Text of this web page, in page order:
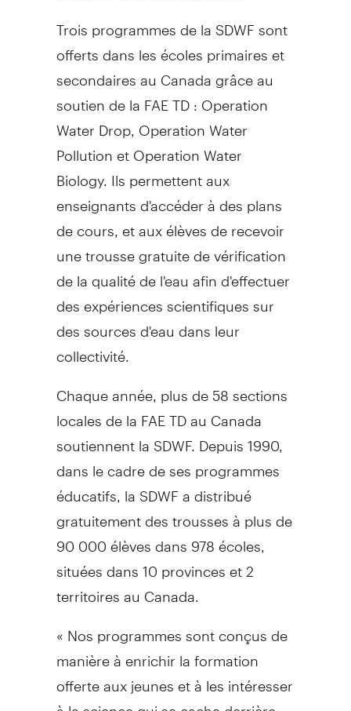
Trois programmes de la SDWF sont
offerts dans les écoles primaires et
secondaires au Canada grâce au
soutien de la FAE TD : Operation
Water Drop, Operation Water
Pollution et Operation Water
Biology. Ils permettent aux
enseignants d'accéder à des plans
de cours, et aux élèves de recevoir
une trousse gratuite de vérification
de la qualité de l'eau afin d'effectuer
des expériences scientifiques sur
des sources d'eau dans leur
collectivité.
Chaque année, plus de 58 sections
locales de la FAE TD au Canada
soutiennent la SDWF. Depuis 1990,
dans le cadre de ses programmes
éducatifs, la SDWF a distribué
gratuitement des trousses à plus de
90 000 élèves dans 978 écoles,
situées dans 10 provinces et 2
territoires au Canada.
« Nos programmes sont conçus de
manière à enrichir la formation
offerte aux jeunes et à les intéresser
à la science qui se cache derrière